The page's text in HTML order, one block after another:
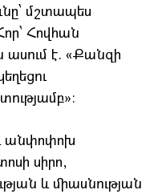
մշտապես
Հովհան
ասում է. «Քանզի
անփոփոխ
սիրո,
և միասնության